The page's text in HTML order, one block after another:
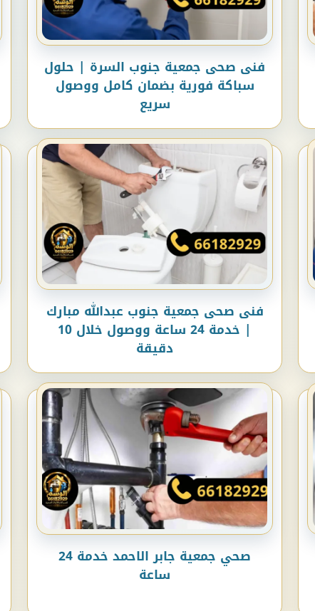
فنى صحى جمعية جنوب السرة | حلول
سباكة فورية بضمان كامل ووصول
سريع
فنى صحى جمعية جنوب عبدالله مبارك
| خدمة 24 ساعة ووصول خلال 10
دقيقة
صحي جمعية جابر الاحمد خدمة 24
ساعة